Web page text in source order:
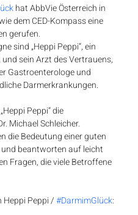
hat AbbVie Österreich in
dem CED-Kompass eine
gerufen.
sind „Heppi Peppi“, ein
sein Arzt des Vertrauens,
Gastroenterologe und
Darmerkrankungen.
Peppi“ die
Michael Schleicher.
die Bedeutung einer guten
beantworten auf leicht
Fragen, die viele Betroffene
Heppi Peppi / #DarmimGlück: